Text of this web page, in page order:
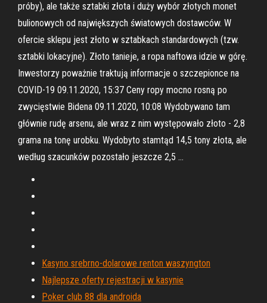
próby), ale także sztabki złota i duży wybór złotych monet
bulionowych od największych światowych dostawców. W
ofercie sklepu jest złoto w sztabkach standardowych (tzw.
sztabki lokacyjne). Złoto tanieje, a ropa naftowa idzie w górę.
Inwestorzy poważnie traktują informacje o szczepionce na
COVID-19 09.11.2020, 15:37 Ceny ropy mocno rosną po
zwycięstwie Bidena 09.11.2020, 10:08 Wydobywano tam
głównie rudę arsenu, ale wraz z nim występowało złoto - 2,8
grama na tonę urobku. Wydobyto stamtąd 14,5 tony złota, ale
według szacunków pozostało jeszcze 2,5 …
Kasyno srebrno-dolarowe renton waszyngton
Najlepsze oferty rejestracji w kasynie
Poker club 88 dla androida